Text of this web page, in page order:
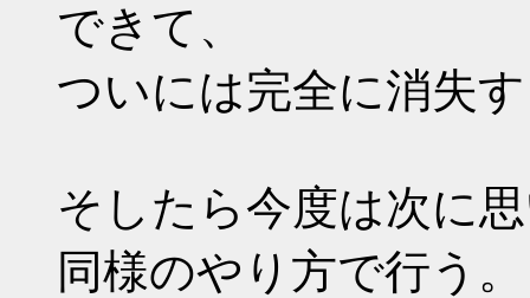
できて、
ついには完全に消失
そしたら今度は次に
同様のやり方で行う。